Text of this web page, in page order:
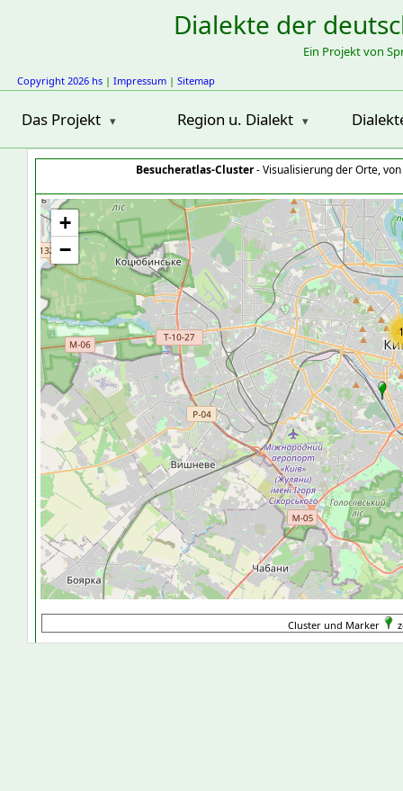
Dialekte der
Ein Projekt von
Copyright 2026 hs | Impressum | Sitemap
Das Projekt Region u. Dialekt
Besucheratlas-Cluster- Visualisierung der Orte,
+
−
Cluster und Marker